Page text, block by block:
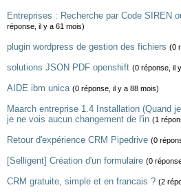
Entreprises : Recherche par Code SIREN
réponse, il y a 61 mois)
plugin wordpress de gestion des fichiers (0
solutions JSON PDF openshift (0 réponse, il
AIDE ibm unica (0 réponse, il y a 88 mois)
Maarch entreprise 1.4 Installation (Quand
je ne vois aucun changement de l'in (1
Retour d'expérience CRM Pipedrive (0
[Selligent] Création d'un formulaire (0
CRM gratuite, simple et en francais ? (2